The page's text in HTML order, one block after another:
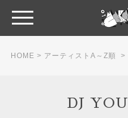
HOME > アーティストA～Z順 >
DJ